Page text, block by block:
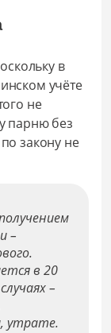
в
учёте
не
парню без
закону не
–
в 20
–
утрате.